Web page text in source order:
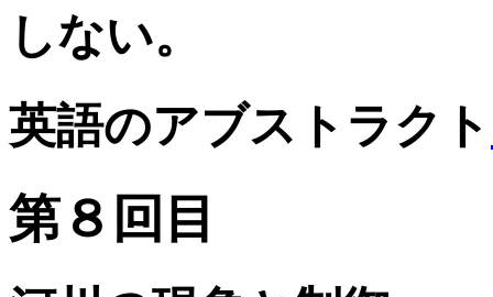
しない。
英語のアブストラクト
第８回目